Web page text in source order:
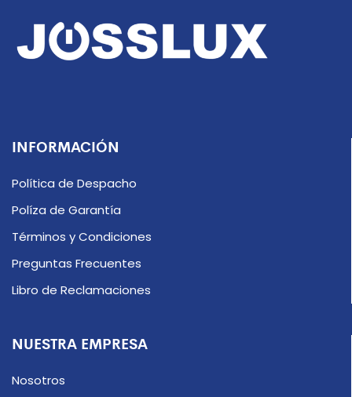
INFORMACIÓN
Política de Despacho
Políza de Garantía
Términos y Condiciones
Preguntas Frecuentes
Libro de Reclamaciones
NUESTRA EMPRESA
Nosotros